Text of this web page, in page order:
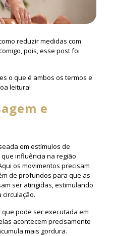
reduzir medidas com
pois, esse post foi
o que é ambos os termos e
leitura!
e
em estímulos de
influência na região
os movimentos precisam
de profundos para que as
ser atingidas, estimulando
pode ser executada em
acontecem precisamente
mais gordura.